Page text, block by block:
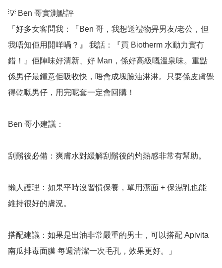
💡 Ben 哥實測點評
「好多女客問我：『Ben 哥，我想送禮物畀男友/老公，但
我唔知佢用開咩喎？』 我話：『買 Biotherm 水動力實冇
錯！』佢陣味好清新、好 Man，係好高級嘅溫泉味。重點
係男仔最鍾意佢吸收快，唔會成塊臉油淋淋。只要係皮膚覺
得乾嘅男仔，用完呢套一定會回購！
Ben 哥小建議：
刮鬍後必備：爽膚水對緩解刮鬍後的灼熱感非常有幫助。
懶人護理：如果平時沒習慣保養，單用潔面 + 保濕乳也能
維持很好的膚況。
搭配建議：如果是出油非常嚴重的男士，可以搭配 Apivita
南瓜排毒面膜 每週清潔一次毛孔，效果更好。」